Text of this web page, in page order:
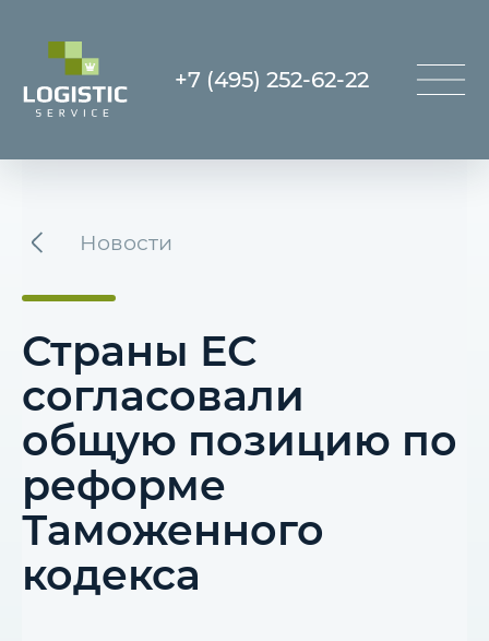
+7 (495) 252-62-22
Новости
Страны ЕС
согласовали
общую позицию по
реформе
Таможенного
кодекса